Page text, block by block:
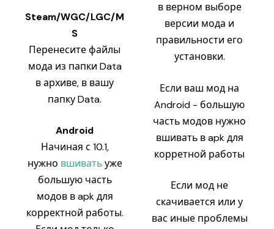
Steam/WGC/LGC/M
S
Перенесите файлы
мода из папки Data
в архиве, в вашу
папку Data.
Android
Начиная с 10.1,
нужно вшиватьуже
большую часть
модов в apk для
корректной работы.
в верном выборе
версии мода и
правильности его
установки.
Если ваш мод на
Android - большую
часть модов нужно
вшивать в apk для
корретной работы
Если мод не
скачивается или у
вас иные проблемы